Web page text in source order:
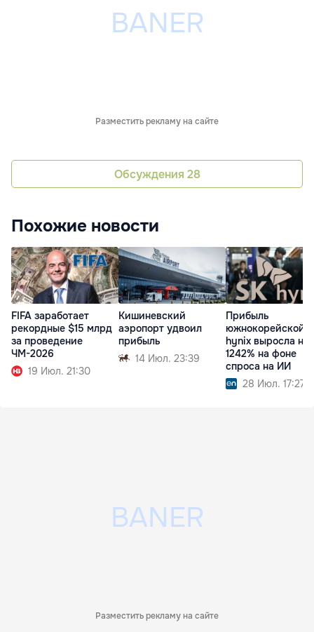
Разместить рекламу на сайте
Обсуждения 28
Похожие новости
FIFA заработает
рекордные $15 млрд
за проведение
ЧМ-2026
19 Июл. 21:30
Кишиневский
аэропорт удвоил
прибыль
14 Июл. 23:39
Прибыль
южнокорейской
hynix выросла на
1242% на фоне
спроса на ИИ
28 Июл. 17:27
Разместить рекламу на сайте